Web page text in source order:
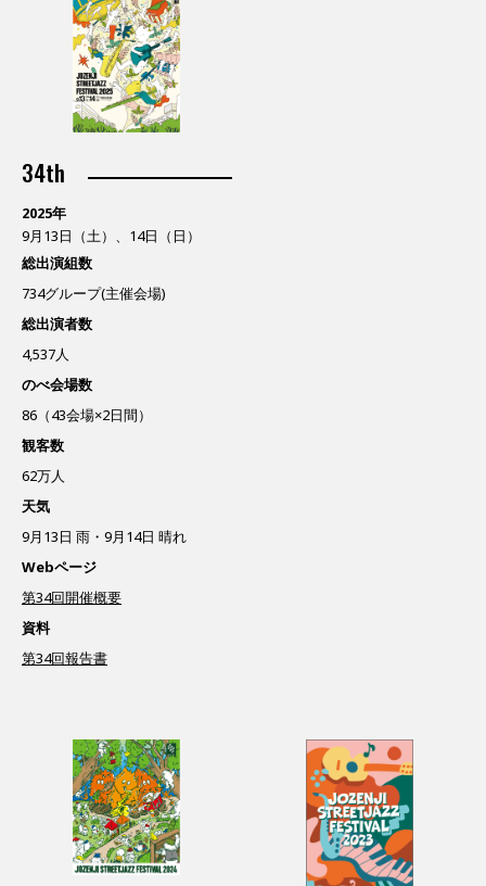
34th
2025年
9月13日（土）、14日（日）
総出演組数
734グループ(主催会場)
総出演者数
4,537人
のべ会場数
86（43会場×2日間）
観客数
62万人
天気
9月13日 雨・9月14日 晴れ
Webページ
第34回開催概要
資料
第34回報告書